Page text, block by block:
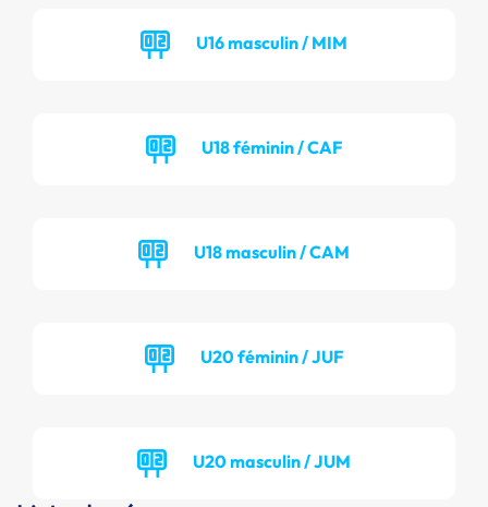
U16 masculin / MIM
U18 féminin / CAF
U18 masculin / CAM
U20 féminin / JUF
U20 masculin / JUM